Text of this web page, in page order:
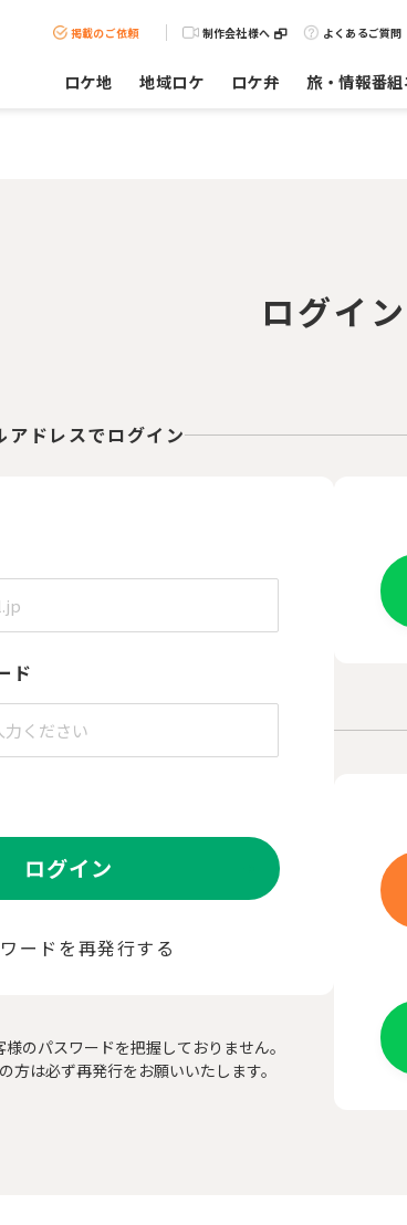
掲載のご依頼 制作会社様へ よくあるご質問
ロケ地 地域ロケ ロケ弁 旅・情報番組
ログイン
アドレスでログイン
ド
ログイン
ードを再発行する
のパスワードを把握しておりません。
方は必ず再発行をお願いいたします。